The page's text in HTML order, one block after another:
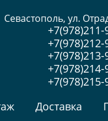
Севастополь, ул.
Доставка